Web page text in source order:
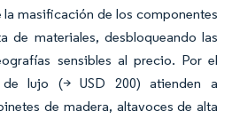
la masificación de los componentes
de materiales, desbloqueando las
sensibles al precio. Por el
lujo (> USD 200) atienden a
de madera, altavoces de alta